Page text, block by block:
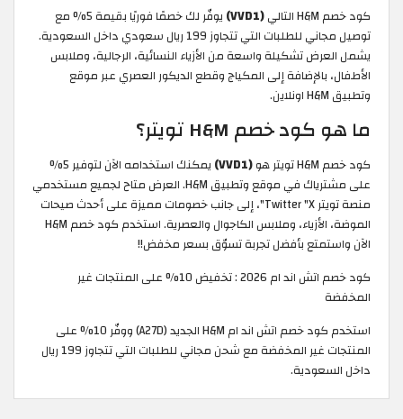
كود خصم H&M التالي (VVD1)
يوفّر لك خصمًا فوريًا بقيمة 5% مع
توصيل مجاني للطلبات التي تتجاوز 199 ريال سعودي داخل السعودية.
يشمل العرض تشكيلة واسعة من الأزياء النسائية، الرجالية، وملابس
الأطفال، بالإضافة إلى المكياج وقطع الديكور العصري عبر موقع
وتطبيق H&M اونلاين.
ما هو كود خصم H&M تويتر؟
كود خصم H&M تويتر هو (VVD1)
يمكنك استخدامه الآن لتوفير 5%
على مشترياك في موقع وتطبيق H&M. العرض متاح لجميع مستخدمي
منصة تويتر Twitter "X"، إلى جانب خصومات مميزة على أحدث صيحات
الموضة، الأزياء، وملابس الكاجوال والعصرية. استخدم كود خصم H&M
الآن واستمتع بأفضل تجربة تسوّق بسعر مخفض!!
كود خصم اتش اند ام 2026 : تخفيض 10% على المنتجات غير
المخفضة
استخدم كود خصم اتش اند ام H&M الجديد (A27D) ووفّر 10% على
المنتجات غير المخفضة مع شحن مجاني للطلبات التي تتجاوز 199 ريال
داخل السعودية.